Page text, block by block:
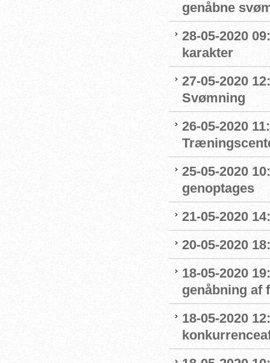
genåbne
28-05-2020
karakter
27-05-2020
Svømning
26-05-2020
25-05-2020
genoptages
21-05-2020
20-05-2020
18-05-2020
genåbning af
18-05-2020